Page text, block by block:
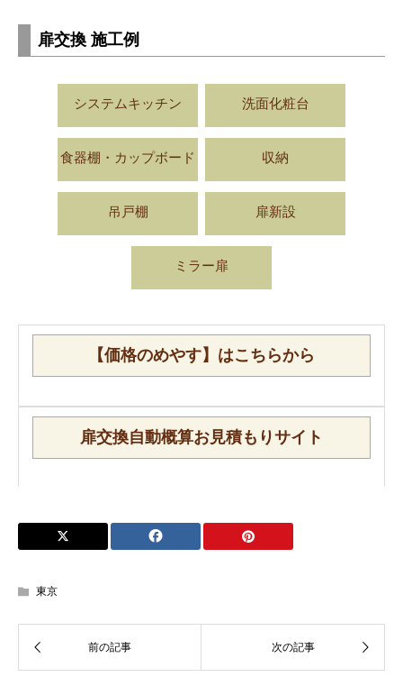
扉交換 施工例
システムキッチン 洗面化粧台
食器棚・カップボード 収納
吊戸棚 扉新設
ミラー扉
【価格のめやす】はこちらから
扉交換自動概算お見積もりサイト
東京